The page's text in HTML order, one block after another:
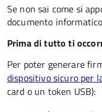
Se non sai come si
documento
Prima di tutto ti
Per poter generare
dispositivo sicuro per
card o un token USB):